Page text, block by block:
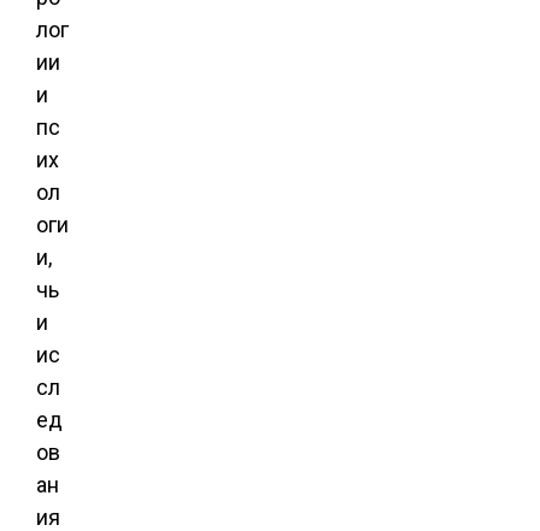
лог
ии
и
пс
их
ол
оги
и,
чь
и
ис
сл
ед
ов
ан
ия